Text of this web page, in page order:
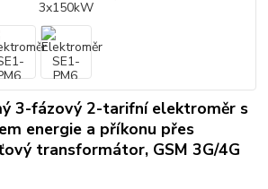
3-fázový 2-tarifní elektroměr s
energie a příkonu přes
transformátor, GSM 3G/4G